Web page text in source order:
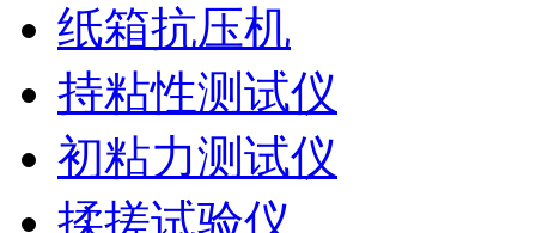
纸箱抗压机
持粘性测试仪
初粘力测试仪
揉搓试验仪